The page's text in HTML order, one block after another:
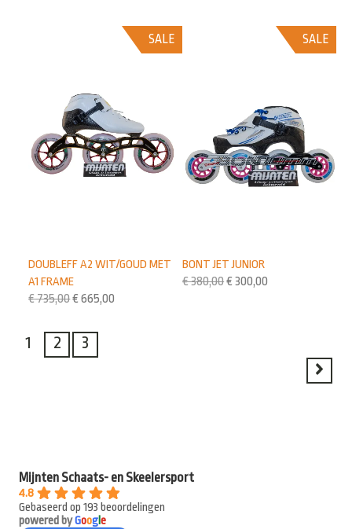
SALE
BONT JET JUNIOR
€380,00€ 300,00
SALE
DOUBLEFF A2 WIT/GOUD MET
A1 FRAME
€735,00€ 665,00
1 2 3
Mijnten Schaats- en Skeelersport
4.8
Gebaseerd op 193 beoordelingen
powered byGooge